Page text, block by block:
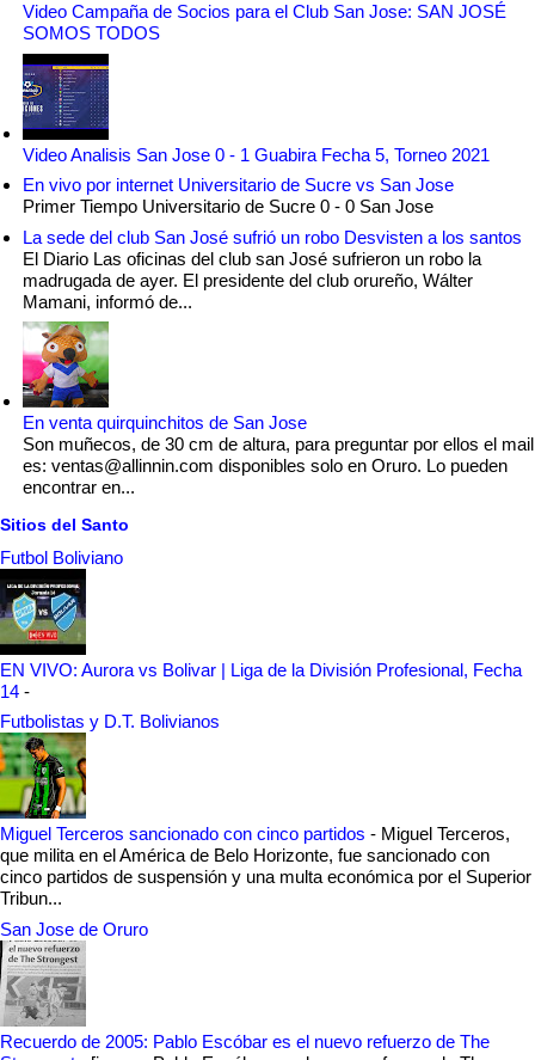
Video Campaña de Socios para el Club San Jose: SAN JOSÉ
SOMOS TODOS
Video Analisis San Jose 0 - 1 Guabira Fecha 5, Torneo 2021
En vivo por internet Universitario de Sucre vs San Jose
Primer Tiempo Universitario de Sucre 0 - 0 San Jose
La sede del club San José sufrió un robo Desvisten a los santos
El Diario Las oficinas del club san José sufrieron un robo la
madrugada de ayer. El presidente del club orureño, Wálter
Mamani, informó de...
En venta quirquinchitos de San Jose
Son muñecos, de 30 cm de altura, para preguntar por ellos el mail
es: ventas@allinnin.com disponibles solo en Oruro. Lo pueden
encontrar en...
Sitios del Santo
Futbol Boliviano
EN VIVO: Aurora vs Bolivar | Liga de la División Profesional, Fecha
14 -
Futbolistas y D.T. Bolivianos
Miguel Terceros sancionado con cinco partidos - Miguel Terceros,
que milita en el América de Belo Horizonte, fue sancionado con
cinco partidos de suspensión y una multa económica por el Superior
Tribun...
San Jose de Oruro
Recuerdo de 2005: Pablo Escóbar es el nuevo refuerzo de The